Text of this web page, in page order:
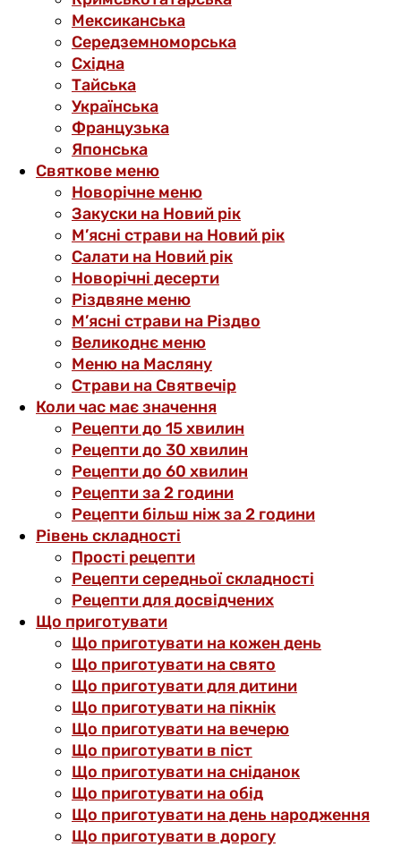
Мексиканська
Середземноморська
Східна
Тайська
Українська
Французька
Японська
Святкове меню
Новорічне меню
Закуски на Новий рік
М’ясні страви на Новий рік
Салати на Новий рік
Новорічні десерти
Різдвяне меню
М’ясні страви на Різдво
Великоднє меню
Меню на Масляну
Страви на Святвечір
Коли час має значення
Рецепти до 15 хвилин
Рецепти до 30 хвилин
Рецепти до 60 хвилин
Рецепти за 2 години
Рецепти більш ніж за 2 години
Рівень складності
Прості рецепти
Рецепти середньої складності
Рецепти для досвідчених
Що приготувати
Що приготувати на кожен день
Що приготувати на свято
Що приготувати для дитини
Що приготувати на пікнік
Що приготувати на вечерю
Що приготувати в піст
Що приготувати на сніданок
Що приготувати на обід
Що приготувати на день народження
Що приготувати в дорогу